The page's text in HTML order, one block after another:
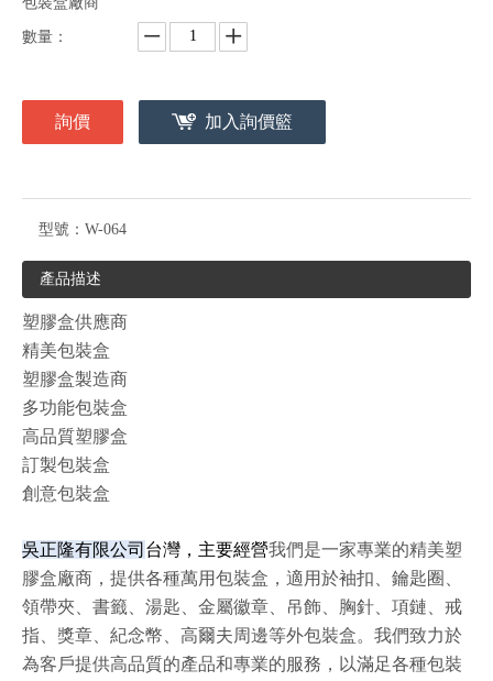
數量：
詢價 加入詢價籃
型號： W-064
產品描述
塑膠盒供應商
精美包裝盒
塑膠盒製造商
多功能包裝盒
高品質塑膠盒
訂製包裝盒
創意包裝盒
吳正隆有限公司 台灣，主要經營我們是一家專業的精美塑
膠盒廠商，提供各種萬用包裝盒，適用於袖扣、鑰匙圈、
領帶夾、書籤、湯匙、金屬徽章、吊飾、胸針、項鏈、戒
指、獎章、紀念幣、高爾夫周邊等外包裝盒。我們致力於
為客戶提供高品質的產品和專業的服務，以滿足各種包裝